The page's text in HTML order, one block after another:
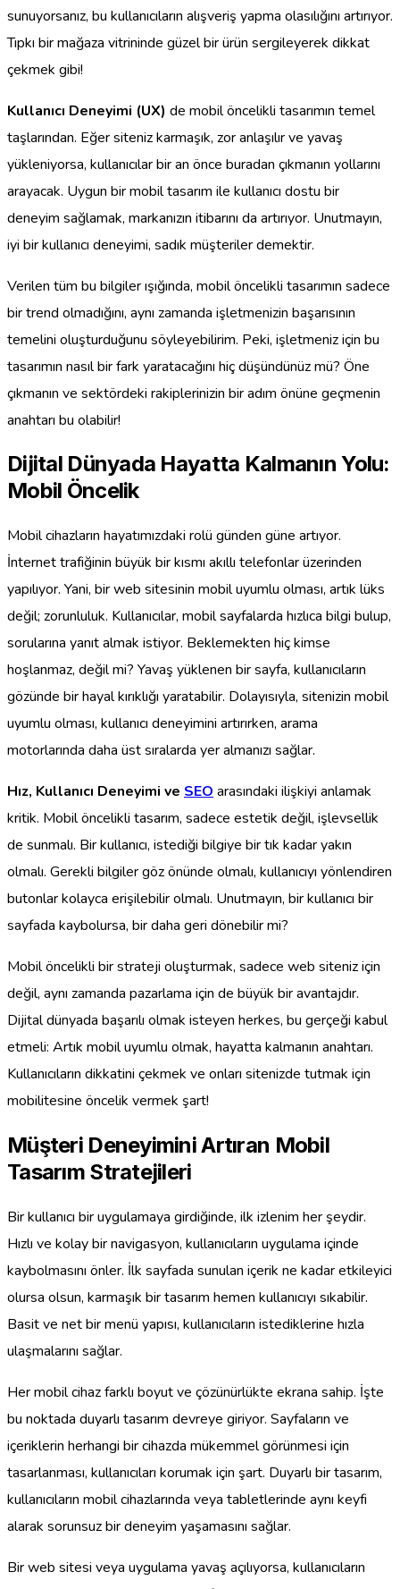
sunuyorsanız, bu kullanıcıların alışveriş yapma olasılığını artırıyor.
Tıpkı bir mağaza vitrininde güzel bir ürün sergileyerek dikkat
çekmek gibi!
Kullanıcı Deneyimi (UX) de mobil öncelikli tasarımın temel
taşlarından. Eğer siteniz karmaşık, zor anlaşılır ve yavaş
yükleniyorsa, kullanıcılar bir an önce buradan çıkmanın yollarını
arayacak. Uygun bir mobil tasarım ile kullanıcı dostu bir
deneyim sağlamak, markanızın itibarını da artırıyor. Unutmayın,
iyi bir kullanıcı deneyimi, sadık müşteriler demektir.
Verilen tüm bu bilgiler ışığında, mobil öncelikli tasarımın sadece
bir trend olmadığını, aynı zamanda işletmenizin başarısının
temelini oluşturduğunu söyleyebilirim. Peki, işletmeniz için bu
tasarımın nasıl bir fark yaratacağını hiç düşündünüz mü? Öne
çıkmanın ve sektördeki rakiplerinizin bir adım önüne geçmenin
anahtarı bu olabilir!
Dijital Dünyada Hayatta Kalmanın Yolu:
Mobil Öncelik
Mobil cihazların hayatımızdaki rolü günden güne artıyor.
İnternet trafiğinin büyük bir kısmı akıllı telefonlar üzerinden
yapılıyor. Yani, bir web sitesinin mobil uyumlu olması, artık lüks
değil; zorunluluk. Kullanıcılar, mobil sayfalarda hızlıca bilgi bulup,
sorularına yanıt almak istiyor. Beklemekten hiç kimse
hoşlanmaz, değil mi? Yavaş yüklenen bir sayfa, kullanıcıların
gözünde bir hayal kırıklığı yaratabilir. Dolayısıyla, sitenizin mobil
uyumlu olması, kullanıcı deneyimini artırırken, arama
motorlarında daha üst sıralarda yer almanızı sağlar.
Hız, Kullanıcı Deneyimi ve SEO arasındaki ilişkiyi anlamak
kritik. Mobil öncelikli tasarım, sadece estetik değil, işlevsellik
de sunmalı. Bir kullanıcı, istediği bilgiye bir tık kadar yakın
olmalı. Gerekli bilgiler göz önünde olmalı, kullanıcıyı yönlendiren
butonlar kolayca erişilebilir olmalı. Unutmayın, bir kullanıcı bir
sayfada kaybolursa, bir daha geri dönebilir mi?
Mobil öncelikli bir strateji oluşturmak, sadece web siteniz için
değil, aynı zamanda pazarlama için de büyük bir avantajdır.
Dijital dünyada başarılı olmak isteyen herkes, bu gerçeği kabul
etmeli: Artık mobil uyumlu olmak, hayatta kalmanın anahtarı.
Kullanıcıların dikkatini çekmek ve onları sitenizde tutmak için
mobilitesine öncelik vermek şart!
Müşteri Deneyimini Artıran Mobil
Tasarım Stratejileri
Bir kullanıcı bir uygulamaya girdiğinde, ilk izlenim her şeydir.
Hızlı ve kolay bir navigasyon, kullanıcıların uygulama içinde
kaybolmasını önler. İlk sayfada sunulan içerik ne kadar etkileyici
olursa olsun, karmaşık bir tasarım hemen kullanıcıyı sıkabilir.
Basit ve net bir menü yapısı, kullanıcıların istediklerine hızla
ulaşmalarını sağlar.
Her mobil cihaz farklı boyut ve çözünürlükte ekrana sahip. İşte
bu noktada duyarlı tasarım devreye giriyor. Sayfaların ve
içeriklerin herhangi bir cihazda mükemmel görünmesi için
tasarlanması, kullanıcıları korumak için şart. Duyarlı bir tasarım,
kullanıcıların mobil cihazlarında veya tabletlerinde aynı keyfi
alarak sorunsuz bir deneyim yaşamasını sağlar.
Bir web sitesi veya uygulama yavaş açılıyorsa, kullanıcıların